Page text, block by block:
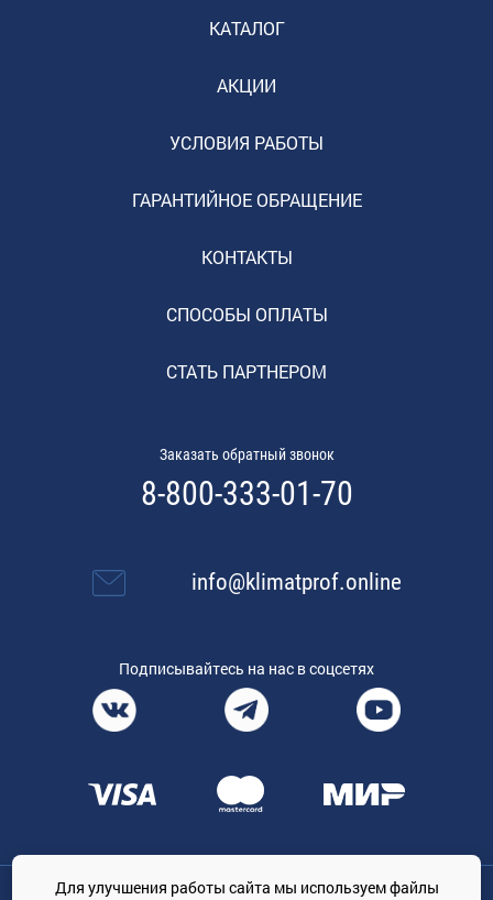
КАТАЛОГ
АКЦИИ
УСЛОВИЯ РАБОТЫ
ГАРАНТИЙНОЕ ОБРАЩЕНИЕ
КОНТАКТЫ
СПОСОБЫ ОПЛАТЫ
СТАТЬ ПАРТНЕРОМ
Заказать обратный звонок
8-800-333-01-70
info@klimatprof.online
Подписывайтесь на нас в соцсетях
Для улучшения работы сайта мы используем файлы